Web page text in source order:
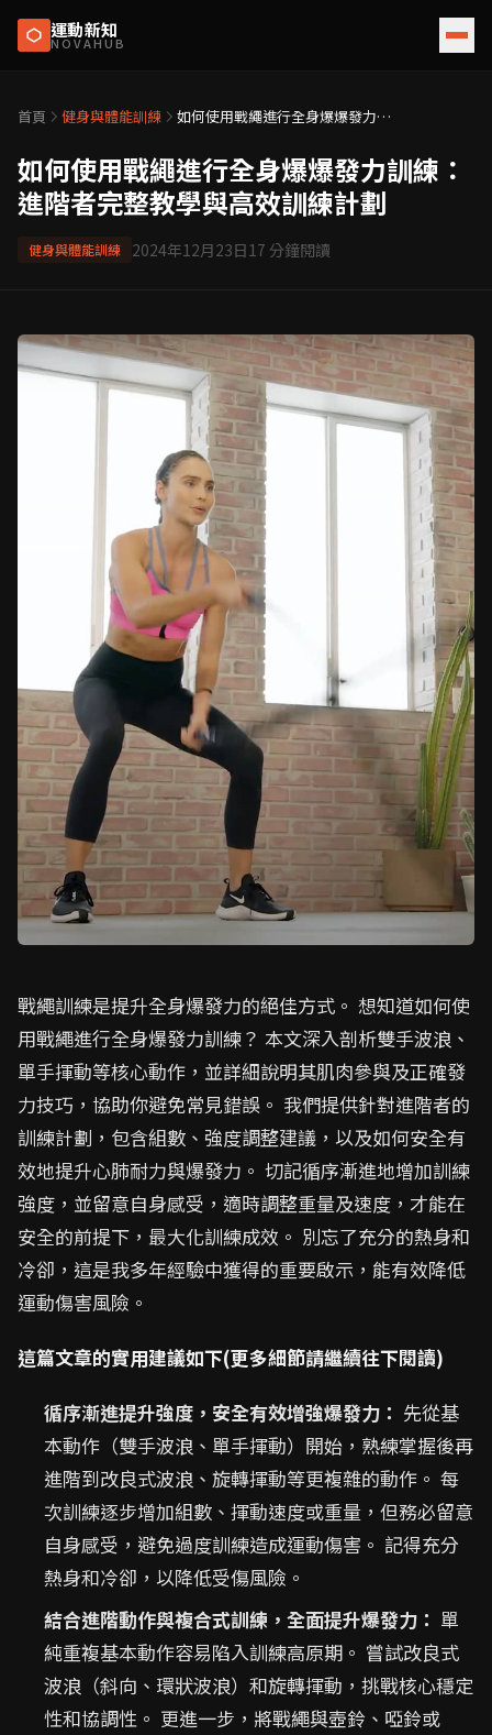
運動新知
NOVAHUB
首頁 健身與體能訓練
如何使用戰繩進行全身爆爆發力訓
劃
如何使用戰繩進行全身爆爆發力訓練：
進階者完整教學與高效訓練計劃
健身與體能訓練 2024年12月23日17 分鐘閱讀
戰繩訓練是提升全身爆發力的絕佳方式。 想知道如何使
用戰繩進行全身爆發力訓練？ 本文深入剖析雙手波浪、
單手揮動等核心動作，並詳細說明其肌肉參與及正確發
力技巧，協助你避免常見錯誤。 我們提供針對進階者的
訓練計劃，包含組數、強度調整建議，以及如何安全有
效地提升心肺耐力與爆發力。 切記循序漸進地增加訓練
強度，並留意自身感受，適時調整重量及速度，才能在
安全的前提下，最大化訓練成效。 別忘了充分的熱身和
冷卻，這是我多年經驗中獲得的重要啟示，能有效降低
運動傷害風險。
這篇文章的實用建議如下(更多細節請繼續往下閱讀)
循序漸進提升強度，安全有效增強爆發力： 先從基
本動作（雙手波浪、單手揮動）開始，熟練掌握後再
進階到改良式波浪、旋轉揮動等更複雜的動作。 每
次訓練逐步增加組數、揮動速度或重量，但務必留意
自身感受，避免過度訓練造成運動傷害。 記得充分
熱身和冷卻，以降低受傷風險。
結合進階動作與複合式訓練，全面提升爆發力： 單
純重複基本動作容易陷入訓練高原期。 嘗試改良式
波浪（斜向、環狀波浪）和旋轉揮動，挑戰核心穩定
性和協調性。 更進一步，將戰繩與壺鈴、啞鈴或